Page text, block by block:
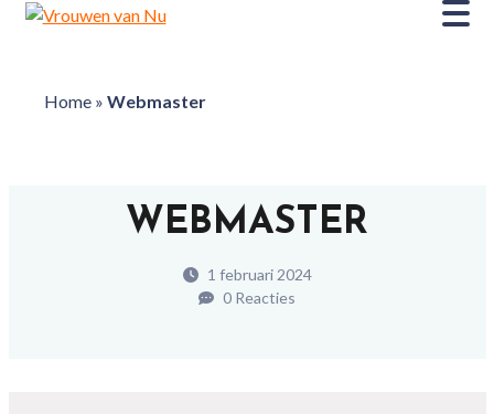
Home» Webmaster
WEBMASTER
1 februari 2024
0 Reacties